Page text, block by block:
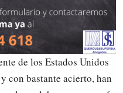
de los Estados Unidos
con bastante acierto, han